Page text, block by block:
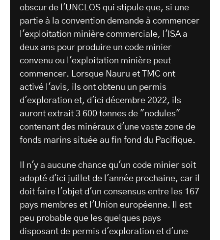
obscur de l'UNCLOS qui stipule que, si une
partie à la convention demande à commencer
l'exploitation minière commerciale, l'ISA a
deux ans pour produire un code minier
convenu ou l'exploitation minière peut
commencer. Lorsque Nauru et TMC ont
activé l'avis, ils ont obtenu un permis
d'exploration et, d'ici décembre 2022, ils
auront extrait 3 600 tonnes de "nodules"
contenant des minéraux d'une vaste zone de
fonds marins située au fin fond du Pacifique.
Il n'y a aucune chance qu'un code minier soit
adopté d'ici juillet de l'année prochaine, car il
doit faire l'objet d'un consensus entre les 167
pays membres et l'Union européenne. Il est
peu probable que les quelques pays
disposant de permis d'exploration et d'une